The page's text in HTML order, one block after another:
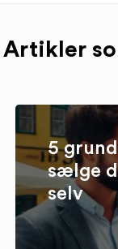
Artikler
5
sælge
selv